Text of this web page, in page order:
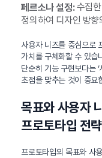
페르소나 설정:수집한
정의하여 디자인 방
사용자 니즈를 중심으로
가치를 구체화할 수 있습
단순히 기능 구현보다는
초점을 맞추는 것이 중요
목표와 사용자
프로토타입 전
프로토타입의 목표와 사